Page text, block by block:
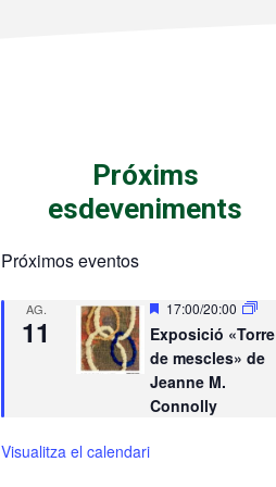
Próxims
esdeveniments
Próximos eventos
AG.
11
D
s
t
a
c
a
17:00/20:00
Exposició «Torre
de mescles» de
Jeanne M.
Connolly
Visualitza el calendari